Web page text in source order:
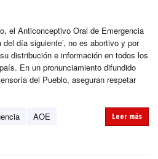
el Anticonceptivo Oral de Emergencia
día siguiente’, no es abortivo y por
distribución e información en todos los
En un pronunciamiento difundido
del Pueblo, aseguran respetar
AOE
Leer más